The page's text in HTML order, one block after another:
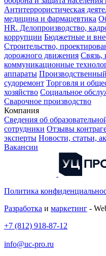
Антитеррористическая
медицина и фармацевтика
HR. Делопроизводство,
коррупции Бюджетные и
Строительство,
дорожного движения
коммуникационные
аппараты
судоремонт Торговля и
хозяйство Социальное
Сварочное производство
Компания
Сведения об
сотрудники Отзывы
эксперты Новости, статьи,
Вакансии
Политика
Разработка и маркетинг -
+7 (812) 918-87-12
info@uc-pro.ru